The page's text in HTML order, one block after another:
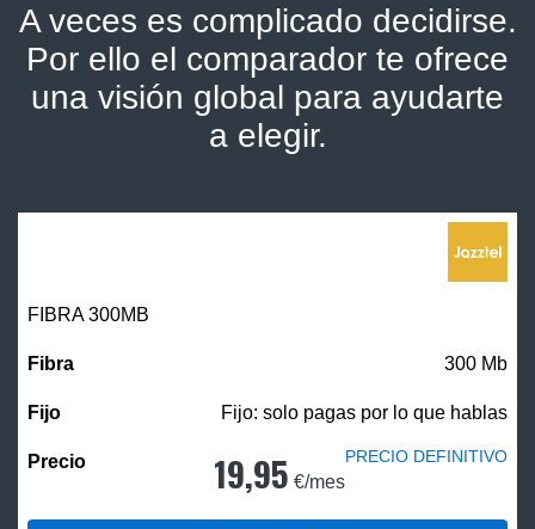
A veces es complicado decidirse.
Por ello el comparador te ofrece
una visión global para ayudarte
a elegir.
FIBRA 300MB
300 Mb
Fijo: solo pagas por lo que hablas
19,95 €/mes
PRECIO DEFINITIVO